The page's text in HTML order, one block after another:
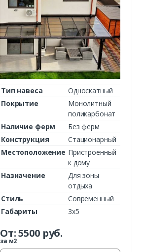
Тип навеса
Односкатный
Покрытие
Монолитный
поликарбонат
Наличие ферм
Без ферм
Конструкция
Стационарный
Местоположение Пристроенный
к дому
Назначение
Для зоны
отдыха
Стиль
Современный
Габариты
3х5
От:5500руб.
за м2